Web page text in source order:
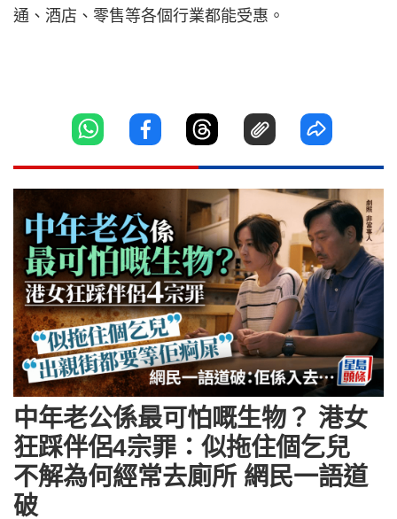
通、酒店、零售等各個行業都能受惠。
中年老公係最可怕嘅生物？ 港女
狂踩伴侶4宗罪：似拖住個乞兒
不解為何經常去廁所 網民一語道
破